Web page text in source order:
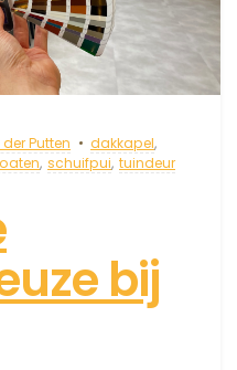
Putten dakkapel,
, schuifpui, tuindeur
bij